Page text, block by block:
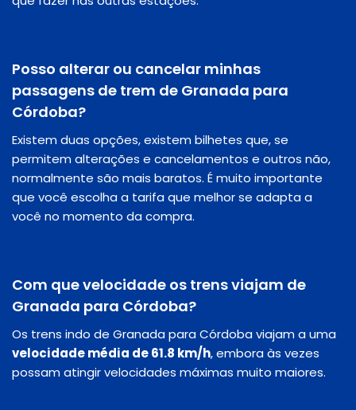
Posso alterar ou cancelar minhas
passagens de trem de Granada para
Córdoba?
Existem duas opções, existem bilhetes que, se
permitem alterações e cancelamentos e outros não,
normalmente são mais baratos. É muito importante
que você escolha a tarifa que melhor se adapta a
você no momento da compra.
Com que velocidade os trens viajam de
Granada para Córdoba?
Os trens indo de Granada para Córdoba viajam a uma
velocidade média de 61.8 km/h, embora às vezes
possam atingir velocidades máximas muito maiores.